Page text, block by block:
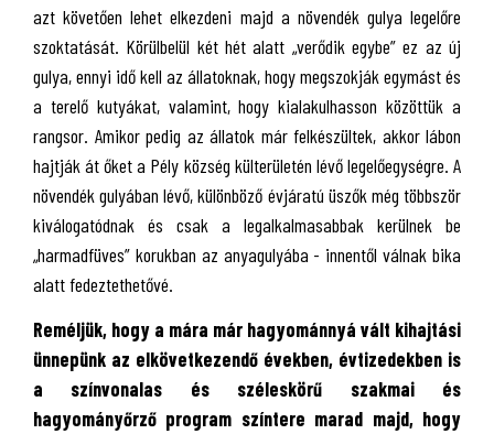
azt követően lehet elkezdeni majd a növendék gulya legelőre
szoktatását. Körülbelül két hét alatt „verődik egybe” ez az új
gulya, ennyi idő kell az állatoknak, hogy megszokják egymást és
a terelő kutyákat, valamint, hogy kialakulhasson közöttük a
rangsor. Amikor pedig az állatok már felkészültek, akkor lábon
hajtják át őket a Pély község külterületén lévő legelőegységre. A
növendék gulyában lévő, különböző évjáratú üszők még többször
kiválogatódnak és csak a legalkalmasabbak kerülnek be
„harmadfüves” korukban az anyagulyába - innentől válnak bika
alatt fedeztethetővé.
Reméljük, hogy a mára már hagyománnyá vált kihajtási
ünnepünk az elkövetkezendő években, évtizedekben is
a színvonalas és széleskörű szakmai és
hagyományőrző program színtere marad majd, hogy